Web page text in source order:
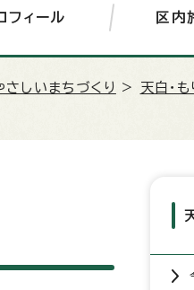
フィール 区内
さしいまちづくり > 天白・